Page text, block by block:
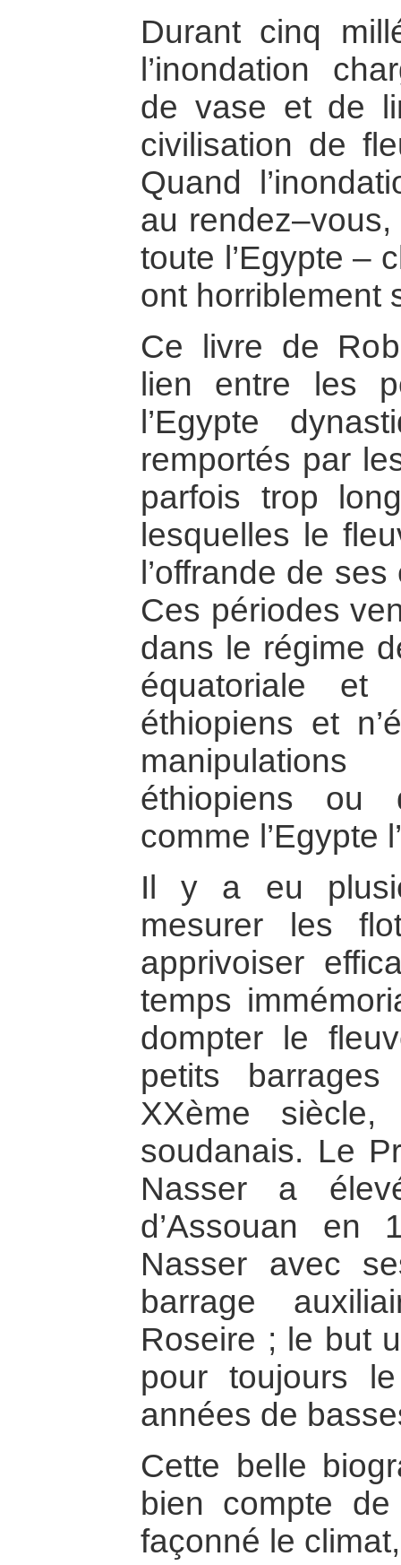
Durant cinq
l’inondation
de vase et de
civilisation de
Quand
au
toute l’Egypte –
ont horriblement
Ce livre de
lien entre les
l’Egypte
remportés par
parfois trop
lesquelles le
l’offrande de
Ces périodes
dans le régime
équatoriale et
éthiopiens et
éthiopiens ou
comme l’Egypte
Il y a eu
mesurer les
apprivoiser
temps
dompter le
petits
XXème
soudanais. Le
Nasser a
d’Assouan
Nasser avec
barrage
Roseire ; le but
pour toujours
années de
Cette belle
bien compte
façonné le